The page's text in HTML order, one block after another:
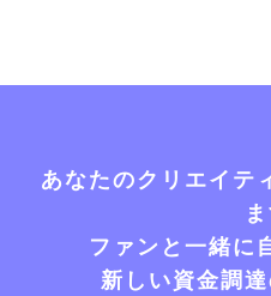
あなたのクリエイテ
ファンと一緒に
新しい資金調